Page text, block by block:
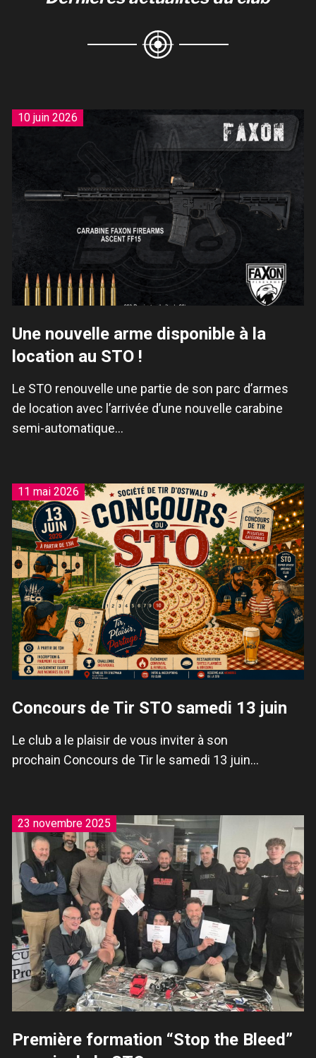
10 juin 2026
Une nouvelle arme disponible à la
location au STO !
Le STO renouvelle une partie de son parc d’armes
de location avec l’arrivée d’une nouvelle carabine
semi-automatique…
11 mai 2026
Concours de Tir STO samedi 13 juin
Le club a le plaisir de vous inviter à son
prochain Concours de Tir le samedi 13 juin…
23 novembre 2025
Première formation “Stop the Bleed”